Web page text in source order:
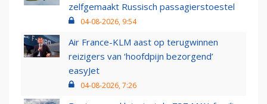
zelfgemaakt Russisch passagierstoestel
04-08-2026, 9:54
Air France-KLM aast op terugwinnen
reizigers van ‘hoofdpijn bezorgend’
easyJet
04-08-2026, 7:26